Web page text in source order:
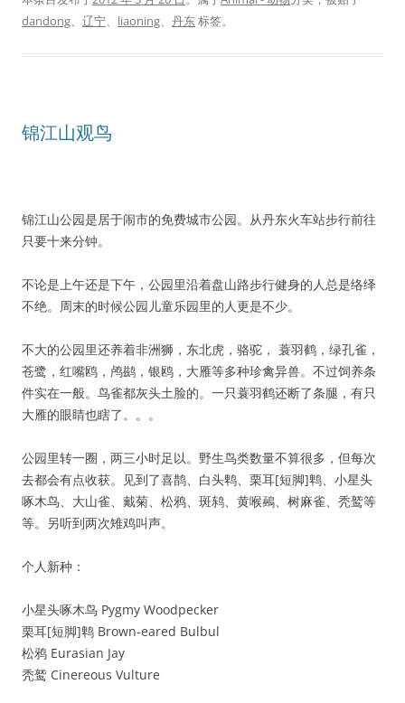
dandong、 辽宁、 liaoning、 丹东标签。
锦江山观鸟
锦江山公园是居于闹市的免费城市公园。从丹东火车站步行前往
只要十来分钟。
不论是上午还是下午，公园里沿着盘山路步行健身的人总是络绎
不绝。周末的时候公园儿童乐园里的人更是不少。
不大的公园里还养着非洲狮，东北虎，骆驼， 蓑羽鹤，绿孔雀，
苍鹭，红嘴鸥，鸬鹚，银鸥，大雁等多种珍禽异兽。不过饲养条
件实在一般。鸟雀都灰头土脸的。一只蓑羽鹤还断了条腿，有只
大雁的眼睛也瞎了。。。
公园里转一圈，两三小时足以。野生鸟类数量不算很多，但每次
去都会有点收获。见到了喜鹊、白头鹎、栗耳[短脚]鹎、小星头
啄木鸟、大山雀、戴菊、松鸦、斑鸫、黄喉鵐、树麻雀、秃鹫等
等。另听到两次雉鸡叫声。
个人新种：
小星头啄木鸟 Pygmy Woodpecker
栗耳[短脚]鹎 Brown-eared Bulbul
松鸦 Eurasian Jay
秃鹫 Cinereous Vulture